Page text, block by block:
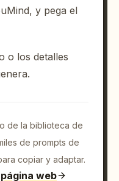
y pega el
o los detalles
de la biblioteca de
de prompts de
copiar y adaptar.
web